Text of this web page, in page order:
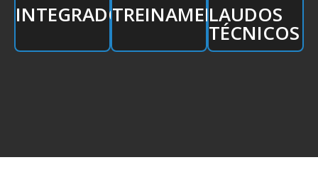
INTEGRADORTREINAMENTOLAUDOS
TÉCNICOS